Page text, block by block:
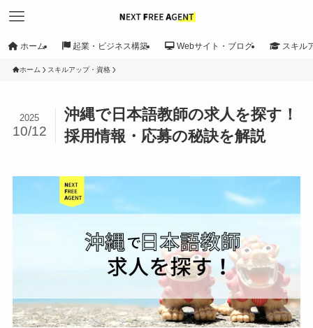
ホーム 起業・ビジネス構築 Webサイト・ブログ スキル
ホーム スキルアップ・資格
沖縄で日本語教師の求人を探す！
採用情報・応募の秘訣を解説
2025
10/12